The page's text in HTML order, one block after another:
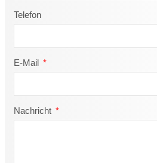
Telefon
E-Mail
Nachricht